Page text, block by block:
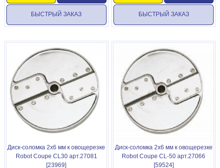
БЫСТРЫЙ ЗАКАЗ БЫСТРЫЙ ЗАКАЗ
Диск-соломка 2х6 мм к овощерезке
Robot Coupe CL30 арт.27081
[23969]
Диск-соломка 2х6 мм к овощерезке
Robot Coupe CL-50 арт.27066
[59524]